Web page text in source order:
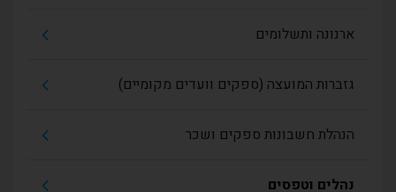
ארנונה ותשלומים
גזברות המועצה (ספקים וועדים מקומיים)
הנהלת חשבונות ספקים ושכר
נהלים וטפסים